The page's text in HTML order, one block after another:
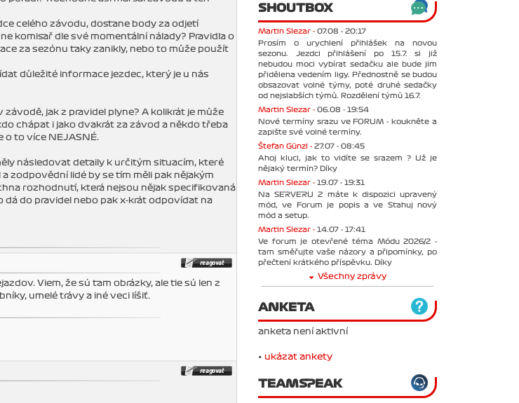
celého závodu, dostane body za odjetí
komisař dle své momentální nálady? Pravidla o
za sezónu taky zanikly, nebo to může použít
důležité informace jezdec, který je u nás
jak z pravidel plyne? A kolikrát je může
chápat i jako dvakrát za závod a někdo třeba
o to více NEJASNÉ.
následovat detaily k určitým situacím, které
zodpovědní lidé by se tím měli pak nějakým
rozhodnutí, která nejsou nějak specifikovaná
do pravidel nebo pak x-krát odpovídat na
Viem, že sú tam obrázky, ale tie sú len z
umelé trávy a iné veci líšiť.
SHOUTBOX
Martin Slezar - 07.08 - 20:17
Prosím o urychlení přihlášek na novou
sezonu. Jezdci přihlášení po 15.7. si již
nebudou moci vybírat sedačku ale bude jim
přidělena vedením ligy. Přednostně se budou
obsazovat volné týmy, poté druhé sedačky
od nejslabších týmů. Rozdělení týmů 16.7.
Martin Slezar - 06.08 - 19:54
Nové termíny srazu ve FORUM - koukněte a
zapište své volné termíny.
Štefan Günzl - 27.07 - 08:45
Ahoj kluci, jak to vidíte se srazem ? Už je
nějaký termín? Díky
Martin Slezar - 19.07 - 19:31
Na SERVERU 2 máte k dispozici upravený
mód, ve Forum je popis a ve Stahuj nový
mód a setup.
Martin Slezar - 14.07 - 17:41
Ve forum je otevřené téma Módu 2026/2 -
tam směřujte vaše názory a připomínky, po
přečtení krátkého příspěvku. Díky
Všechny zprávy
ANKETA
anketa není aktivní
• ukázat ankety
TEAMSPEAK